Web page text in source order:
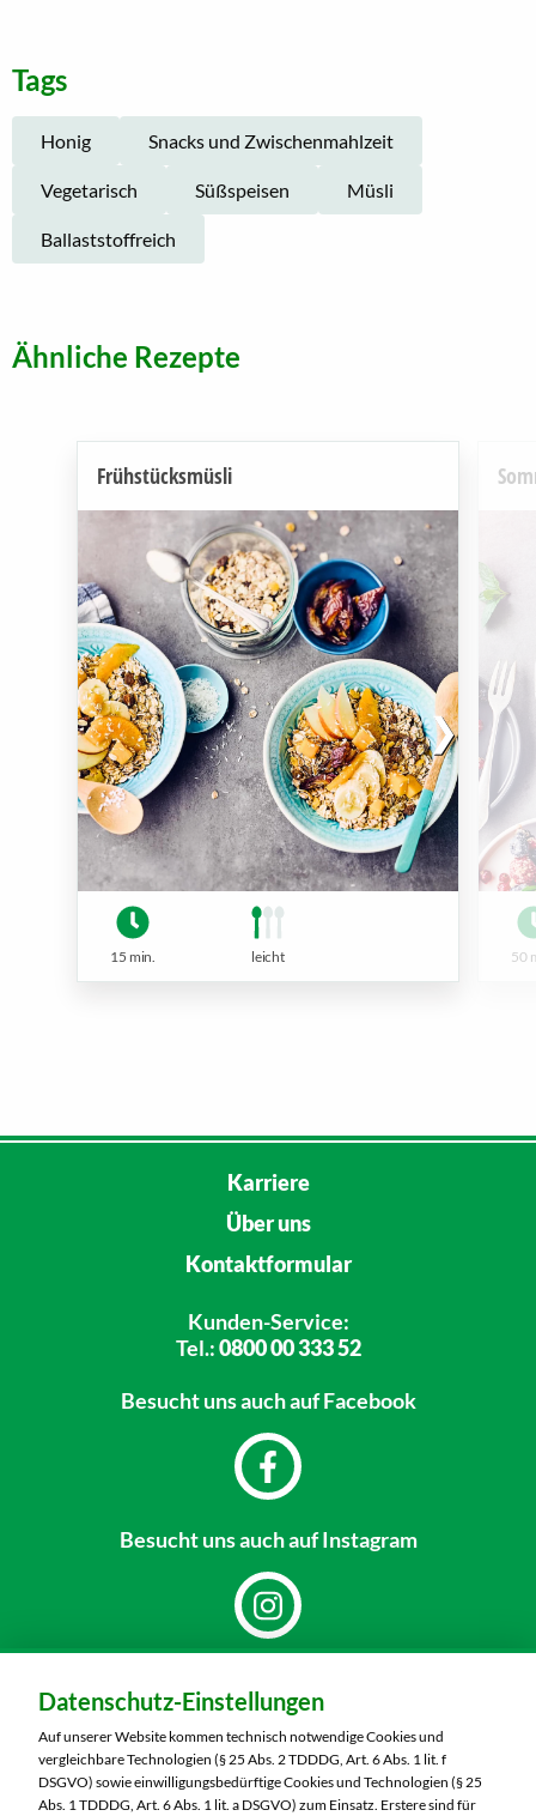
Tags
Honig Snacks und Zwischenmahlzeit
Vegetarisch Süßspeisen Müsli
Ballaststoffreich
Ähnliche Rezepte
Frühstücksmüsli
15 min. leicht 50
Karriere
Über uns
Kontaktformular
Kunden-Service:
Tel.:0800 00 333 52
Besucht unsauch auf Facebook
Besucht unsauch auf Instagram
MARKTKAUF Döbeln
Richard-Köberlin-Straße 2
04720 Döbeln
Telefon:03431 7300
Datenschutz-Einstellungen
Auf unserer Website kommen technisch notwendige Cookies und
vergleichbare Technologien (§ 25 Abs. 2 TDDDG, Art. 6 Abs. 1 lit. f
DSGVO) sowie einwilligungsbedürftige Cookies und Technologien (§ 25
Abs. 1 TDDDG, Art. 6 Abs. 1 lit. a DSGVO) zum Einsatz. Erstere sind für